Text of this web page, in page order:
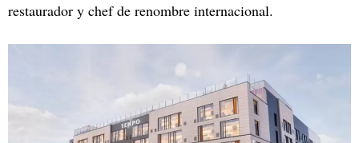
restaurador y chef de renombre internacional.